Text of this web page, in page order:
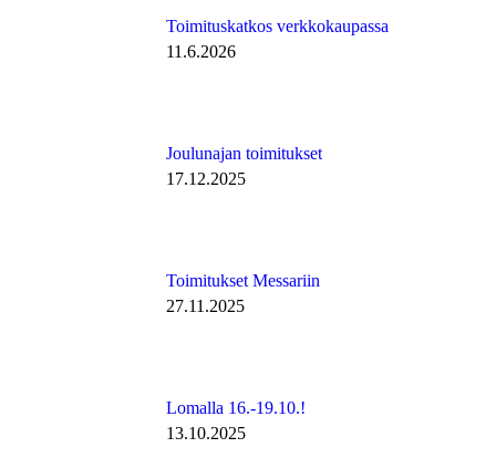
Toimituskatkos verkkokaupassa
11.6.2026
Joulunajan toimitukset
17.12.2025
Toimitukset Messariin
27.11.2025
Lomalla 16.-19.10.!
13.10.2025